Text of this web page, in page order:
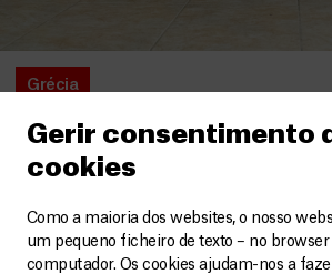
Gerir consentimento
cookies
Como a maioria dos websites, o nosso
um pequeno ficheiro de texto – no browser
computador. Os cookies ajudam-nos a
Grécia
Como é a vida num centro para
Artigos 20 Junho, 2024
LEIA MAIS